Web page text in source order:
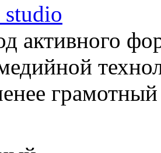
studio
активного